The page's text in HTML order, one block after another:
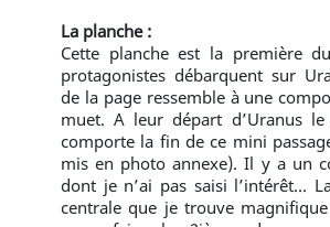
La planche :
Cette planche est la première
protagonistes débarquent sur
de la page ressemble à une
muet. A leur départ d’Uranus
comporte la fin de ce mini
mis en photo annexe). Il y a un
dont je n’ai pas saisi l’intérêt…
centrale que je trouve